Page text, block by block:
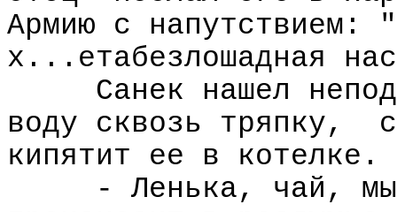
Армию с
х...етабезлошадная
Санек нашел
воду сквозь тряпку,
кипятит ее в котелке.
- Ленька, чай,